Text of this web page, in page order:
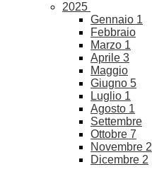
2025
Gennaio 1
Febbraio
Marzo 1
Aprile 3
Maggio
Giugno 5
Luglio 1
Agosto 1
Settembre
Ottobre 7
Novembre 2
Dicembre 2